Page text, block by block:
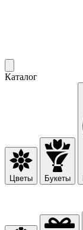
Каталог
Цветы Букеты